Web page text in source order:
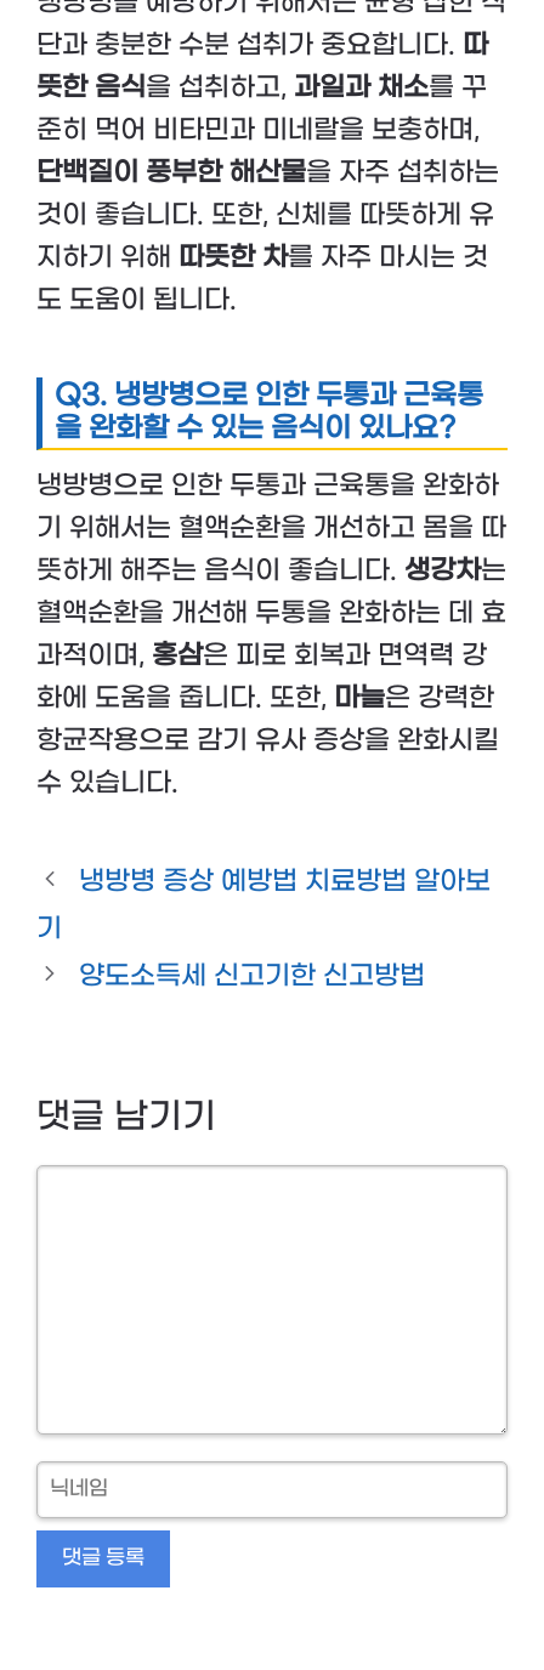
단과 충분한 수분 섭취가 중요합니다. 따
뜻한 음식을 섭취하고, 과일과 채소를 꾸
준히 먹어 비타민과 미네랄을 보충하며,
단백질이 풍부한 해산물을 자주 섭취하는
것이 좋습니다. 또한, 신체를 따뜻하게 유
지하기 위해 따뜻한 차를 자주 마시는 것
도 도움이 됩니다.
Q3. 냉방병으로 인한 두통과 근육통
을 완화할 수 있는 음식이 있나요?
냉방병으로 인한 두통과 근육통을 완화하
기 위해서는 혈액순환을 개선하고 몸을 따
뜻하게 해주는 음식이 좋습니다. 생강차는
혈액순환을 개선해 두통을 완화하는 데 효
과적이며, 홍삼은 피로 회복과 면역력 강
화에 도움을 줍니다. 또한, 마늘은 강력한
항균작용으로 감기 유사 증상을 완화시킬
수 있습니다.
냉방병 증상 예방법 치료방법 알아보
기
양도소득세 신고기한 신고방법
댓글 남기기
닉
네